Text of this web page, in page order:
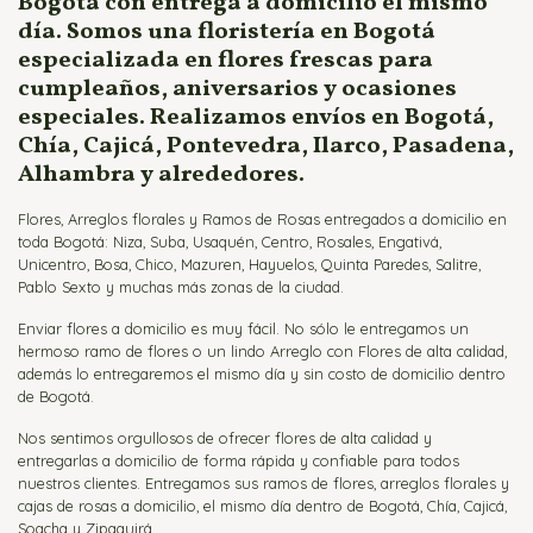
día. Somos una floristería en Bogotá
especializada en flores frescas para
cumpleaños, aniversarios y ocasiones
especiales. Realizamos envíos en Bogotá,
Chía, Cajicá, Pontevedra, Ilarco, Pasadena,
Alhambra y alrededores.
Flores, Arreglos florales y Ramos de Rosas entregados a domicilio en
toda Bogotá: Niza, Suba, Usaquén, Centro, Rosales, Engativá,
Unicentro, Bosa, Chico, Mazuren, Hayuelos, Quinta Paredes, Salitre,
Pablo Sexto y muchas más zonas de la ciudad.
Enviar flores a domicilio es muy fácil. No sólo le entregamos un
hermoso ramo de flores o un lindo Arreglo con Flores de alta calidad,
además lo entregaremos el mismo día y sin costo de domicilio dentro
de Bogotá.
Nos sentimos orgullosos de ofrecer flores de alta calidad y
entregarlas a domicilio de forma rápida y confiable para todos
nuestros clientes. Entregamos sus ramos de flores, arreglos florales y
cajas de rosas a domicilio, el mismo día dentro de Bogotá, Chía, Cajicá,
Soacha y Zipaquirá.